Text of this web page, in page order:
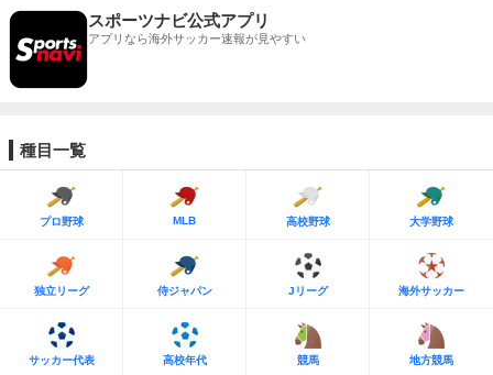
スポーツナビ公式アプリ
アプリなら海外サッカー速報が見やすい
種目一覧
プロ野球 MLB 高校野球 大学野球
独立リーグ 侍ジャパン Jリーグ 海外サッカー
サッカー代表 高校年代 競馬 地方競馬